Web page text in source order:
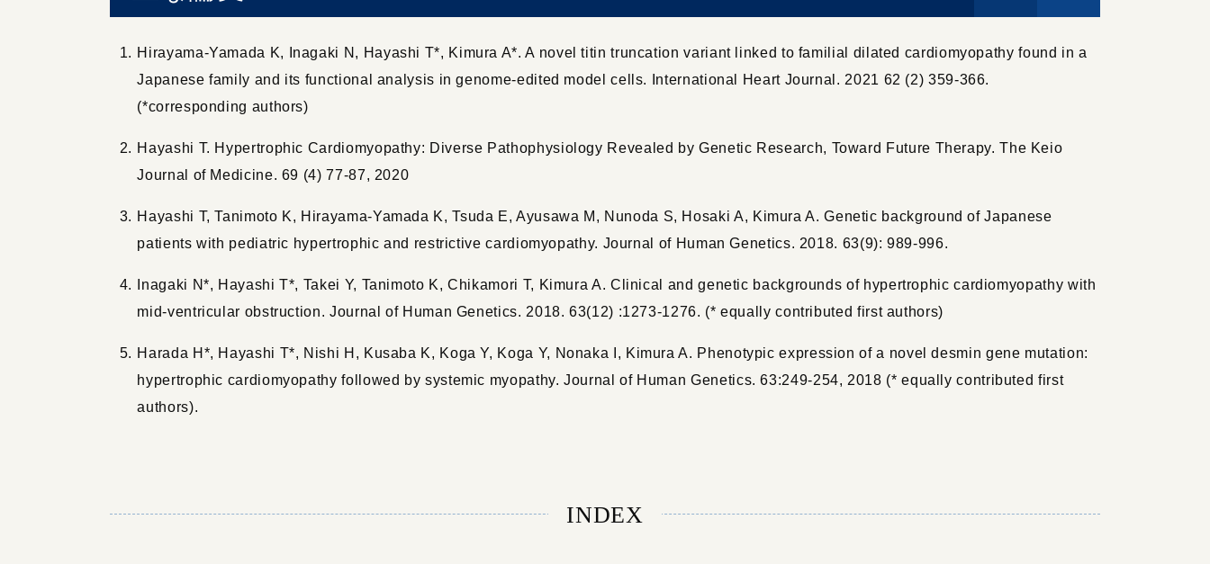
Hirayama-Yamada K, Inagaki N, Hayashi T*, Kimura A*. A novel titin truncation variant linked to familial dilated cardiomyopathy found in a
Japanese family and its functional analysis in genome-edited model cells. International Heart Journal. 2021 62 (2) 359-366.
(*corresponding authors)
Hayashi T. Hypertrophic Cardiomyopathy: Diverse Pathophysiology Revealed by Genetic Research, Toward Future Therapy. The Keio
Journal of Medicine. 69 (4) 77-87, 2020
Hayashi T, Tanimoto K, Hirayama-Yamada K, Tsuda E, Ayusawa M, Nunoda S, Hosaki A, Kimura A. Genetic background of Japanese
patients with pediatric hypertrophic and restrictive cardiomyopathy. Journal of Human Genetics. 2018. 63(9): 989-996.
Inagaki N*, Hayashi T*, Takei Y, Tanimoto K, Chikamori T, Kimura A. Clinical and genetic backgrounds of hypertrophic cardiomyopathy with
mid-ventricular obstruction. Journal of Human Genetics. 2018. 63(12) :1273-1276. (* equally contributed first authors)
Harada H*, Hayashi T*, Nishi H, Kusaba K, Koga Y, Koga Y, Nonaka I, Kimura A. Phenotypic expression of a novel desmin gene mutation:
hypertrophic cardiomyopathy followed by systemic myopathy. Journal of Human Genetics. 63:249-254, 2018 (* equally contributed first
authors).
INDEX